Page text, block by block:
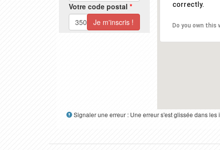
Votre code postal *
correctly.
Do you own this
Signaler une erreur : Une erreur s'est glissée dans